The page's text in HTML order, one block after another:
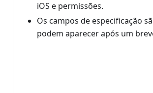
iOS e permissões.
Os campos de especificação
podem aparecer após um